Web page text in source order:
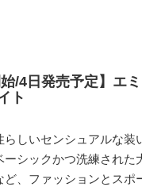
/4日発売予定】エ
ト
しいセンシュアルな装
シックかつ洗練された
、ファッションとスポ